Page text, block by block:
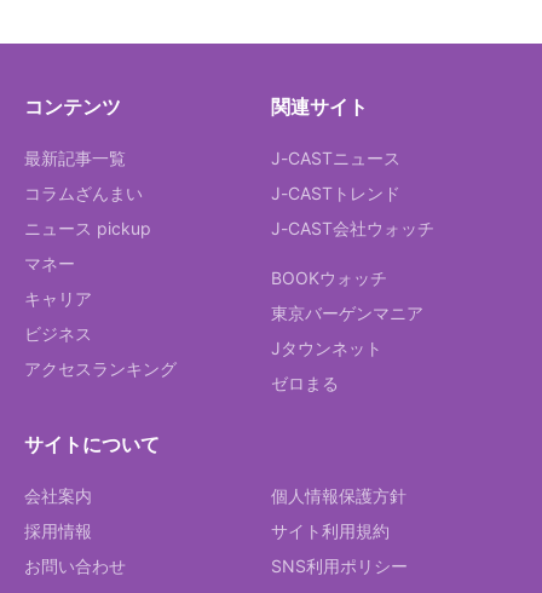
コンテンツ
最新記事一覧
コラムざんまい
ニュース pickup
マネー
キャリア
ビジネス
アクセスランキング
関連サイト
J-CASTニュース
J-CASTトレンド
J-CAST会社ウォッチ
BOOKウォッチ
東京バーゲンマニア
Jタウンネット
ゼロまる
サイトについて
会社案内
採用情報
お問い合わせ
個人情報保護方針
サイト利用規約
SNS利用ポリシー